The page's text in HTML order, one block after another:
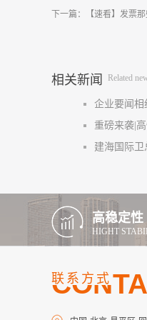
下一篇： 【速看】发票
相关新闻 Related
企业要闻相
重磅来袭|
建海国际
高稳定性
HIGHT
联系方式